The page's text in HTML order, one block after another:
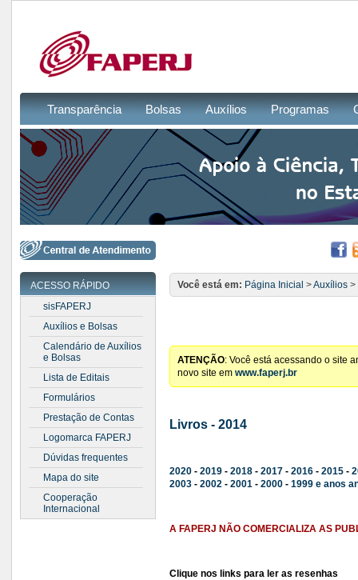
Transparência Bolsas Auxílios Programas
ACESSO RÁPIDO
sisFAPERJ
Auxílios e Bolsas
Calendário de Auxílios
e Bolsas
Lista de Editais
Formulários
Prestação de Contas
Logomarca FAPERJ
Dúvidas frequentes
Mapa do site
Cooperação
Internacional
Você está em: Página Inicial >Auxílios >
ATENÇÃO: Você está acessando o site
novo site em www.faperj.br
Livros - 2014
2020 - 2019 - 2018 - 2017 - 2016 - 2015 -
2003 - 2002 - 2001 - 2000 - 1999 e anos
A FAPERJ NÃO COMERCIALIZA AS
Clique nos links para ler as resenhas